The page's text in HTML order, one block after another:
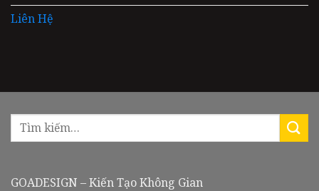
Liên Hệ
GOADESIGN – Kiến Tạo Không Gian